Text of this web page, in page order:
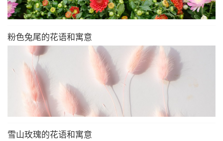
粉色兔尾的花语和寓意
雪山玫瑰的花语和寓意